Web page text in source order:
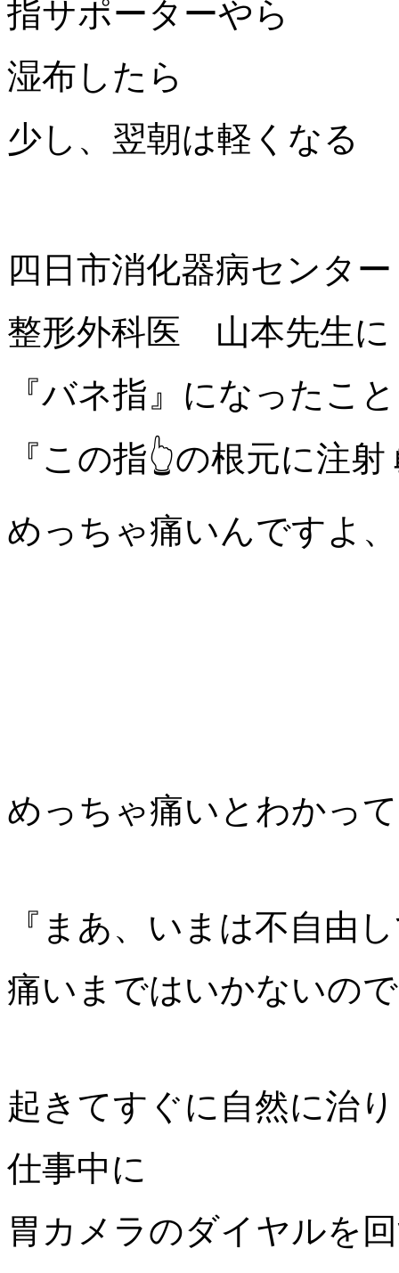
指サポーターやら
湿布したら
少し、翌朝は軽くなる
四日市消化器病センター
整形外科医 山本先生に
『バネ指』になったこ
『この指👆の根元に注
めっちゃ痛いんですよ
めっちゃ痛いとわかっ
『まあ、いまは不自由
痛いまではいかないの
起きてすぐに自然に治り
仕事中に
胃カメラのダイヤルを